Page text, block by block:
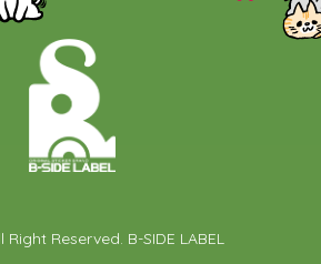
Reserved. B-SIDE LABEL